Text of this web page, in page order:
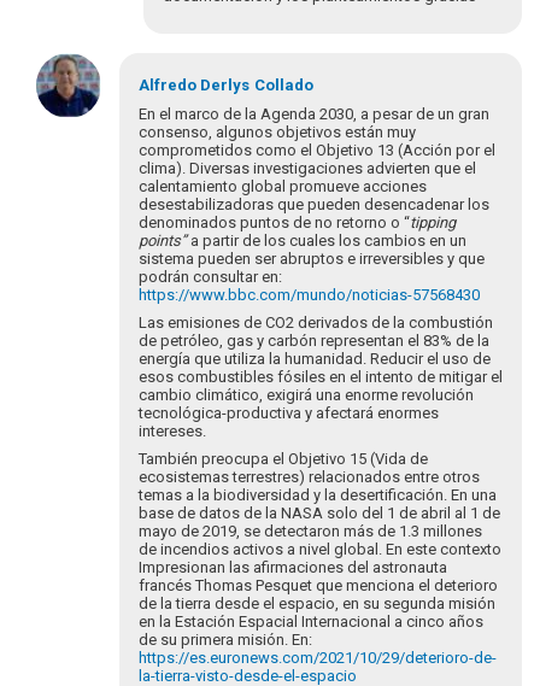
Em
resposta
à
Estimadas/os
integrantes
collado.alfred…
Alfredo Derlys Collado
En el marco de la Agenda 2030, a pesar de un gran
consenso, algunos objetivos están muy
comprometidos como el Objetivo 13 (Acción por el
clima). Diversas investigaciones advierten que el
calentamiento global promueve acciones
desestabilizadoras que pueden desencadenar los
denominados puntos de no retorno o “tipping
points”a partir de los cuales los cambios en un
sistema pueden ser abruptos e irreversibles y que
podrán consultar en:
https://www.bbc.com/mundo/noticias-57568430
Las emisiones de CO2 derivados de la combustión
de petróleo, gas y carbón representan el 83% de la
energía que utiliza la humanidad. Reducir el uso de
esos combustibles fósiles en el intento de mitigar el
cambio climático, exigirá una enorme revolución
tecnológica-productiva y afectará enormes
intereses.
También preocupa el Objetivo 15 (Vida de
ecosistemas terrestres) relacionados entre otros
temas a la biodiversidad y la desertificación. En una
base de datos de la NASA solo del 1 de abril al 1 de
mayo de 2019, se detectaron más de 1.3 millones
de incendios activos a nivel global. En este contexto
Impresionan las afirmaciones del astronauta
francés Thomas Pesquet que menciona el deterioro
de la tierra desde el espacio, en su segunda misión
en la Estación Espacial Internacional a cinco años
de su primera misión. En:
https://es.euronews.com/2021/10/29/deterioro-de-
la-tierra-visto-desde-el-espacio